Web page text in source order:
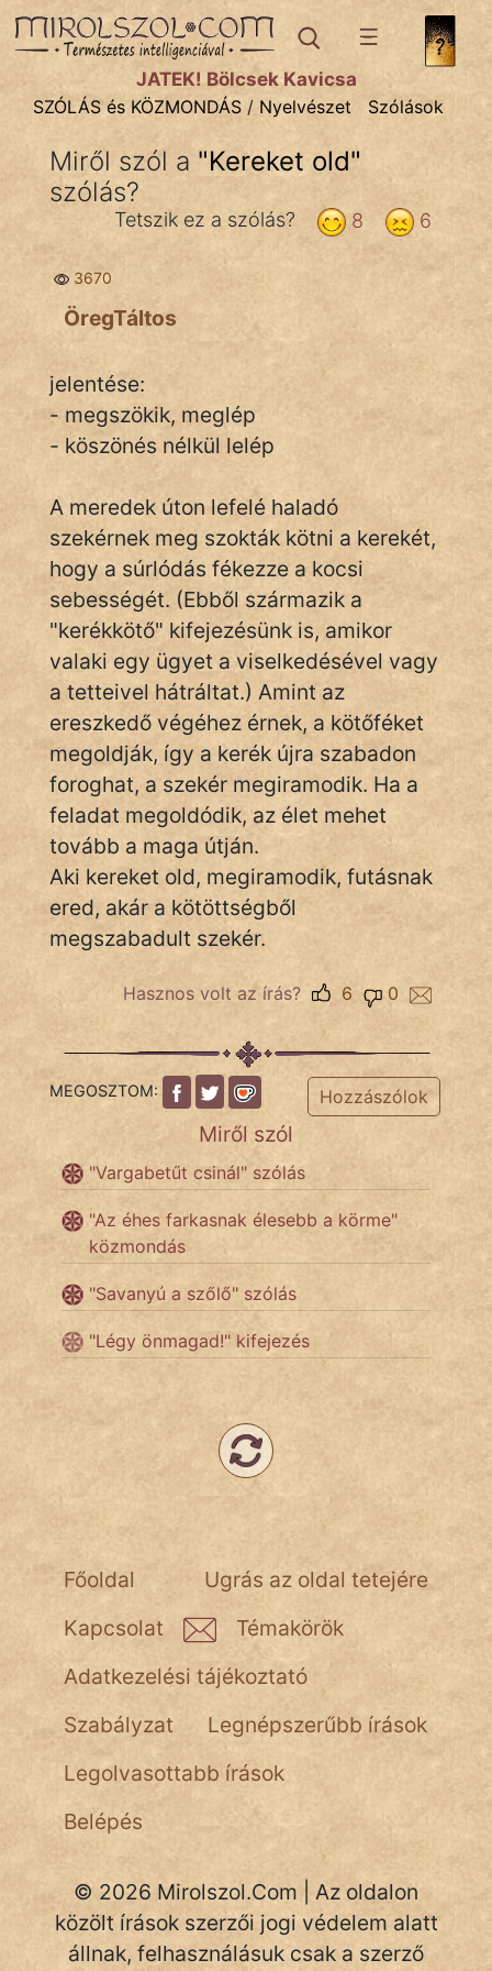
SZÓLÁS ÉS KÖZMONDÁStémák:
Bibliai
Közmondások
Szállóigék
Szóláscsoportok
Szólások
Tréfás
IRODALOM
SZÓLÁS
KÖZMONDÁS
PSZICHO
ZENE
FILM
ÉLETMÓD
MAGYARSÁG
TÖRTÉNELEM
Népszerű szerzőink:
fantom
Hunor
Jób Gedeon
Láron Ádám
mikkamakka
vörös ördög
NapHold
pszichopati
szegény legény
Hoffer Botond
JÁTÉK! Bölcsek Kavicsa
SZÓLÁS és KÖZMONDÁS / Nyelvészet Szólások
Miről szól a "Kereket old"
szólás?
6
8
Tetszik ez a szólás?
3670
ÖregTáltos
jelentése:
- megszökik, meglép
- köszönés nélkül lelép
A meredek úton lefelé haladó
szekérnek meg szokták kötni a kerekét,
hogy a súrlódás fékezze a kocsi
sebességét. (Ebből származik a
"kerékkötő" kifejezésünk is, amikor
valaki egy ügyet a viselkedésével vagy
a tetteivel hátráltat.) Amint az
ereszkedő végéhez érnek, a kötőféket
megoldják, így a kerék újra szabadon
foroghat, a szekér megiramodik. Ha a
feladat megoldódik, az élet mehet
tovább a maga útján.
Aki kereket old, megiramodik, futásnak
ered, akár a kötöttségből
megszabadult szekér.
Hasznos volt az írás? 0
6
MEGOSZTOM: Hozzászólok
Miről szól
"Vargabetűt csinál" szólás
"Az éhes farkasnak élesebb a körme"
közmondás
"Savanyú a szőlő" szólás
"Légy önmagad!" kifejezés
Ugrás az oldal tetejére
Főoldal
Kapcsolat
Témakörök
Adatkezelési tájékoztató
Szabályzat
Legnépszerűbb írások
Legolvasottabb írások
Belépés
© 2026 Mirolszol.Com | Az oldalon
közölt írások szerzői jogi védelem alatt
állnak, felhasználásuk csak a szerző